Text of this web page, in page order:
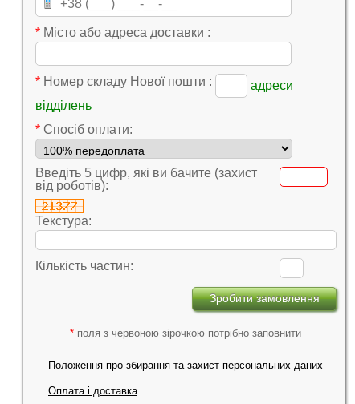
* Місто або адреса доставки :
* Номер складу Нової пошти :
адреси
відділень
* Cпосіб оплати:
Введіть 5 цифр, які ви бачите (захист
від роботів):
Текстура:
Кількість частин:
* поля з червоною зірочкою потрібно заповнити
Положення про збирання та захист персональних даних
Оплата і доставка